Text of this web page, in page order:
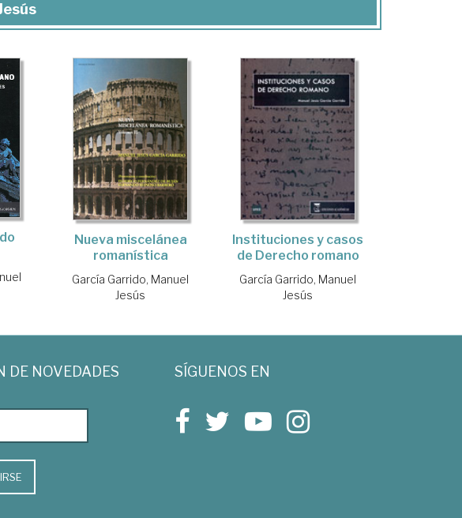
Nueva miscelánea
romanística
García Garrido, Manuel
Jesús
Instituciones y casos
de Derecho romano
García Garrido, Manuel
Jesús
DE NOVEDADES SÍGUENOS EN